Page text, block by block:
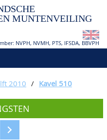
MUNTENVEILING
NVPH, NVMH, PTS, IFSDA, BBVPH
2010 / Kavel 510